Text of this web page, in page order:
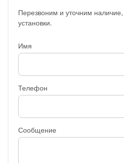
Перезвоним и уточним
установки.
Имя
Телефон
Сообщение